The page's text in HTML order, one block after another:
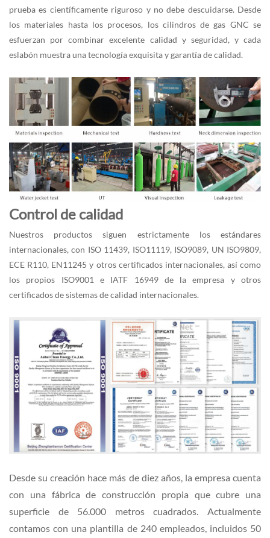
prueba es científicamente riguroso y no debe descuidarse. Desde
los materiales hasta los procesos, los cilindros de gas GNC se
esfuerzan por combinar excelente calidad y seguridad, y cada
eslabón muestra una tecnología exquisita y garantía de calidad.
Control de calidad
Nuestros productos siguen estrictamente los estándares
internacionales, con ISO 11439, ISO11119, ISO9089, UN ISO9809,
ECE R110, EN11245 y otros certificados internacionales, así como
los propios ISO9001 e IATF 16949 de la empresa y otros
certificados de sistemas de calidad internacionales.
Desde su creación hace más de diez años, la empresa cuenta
con una fábrica de construcción propia que cubre una
superficie de 56.000 metros cuadrados. Actualmente
contamos con una plantilla de 240 empleados, incluidos 50